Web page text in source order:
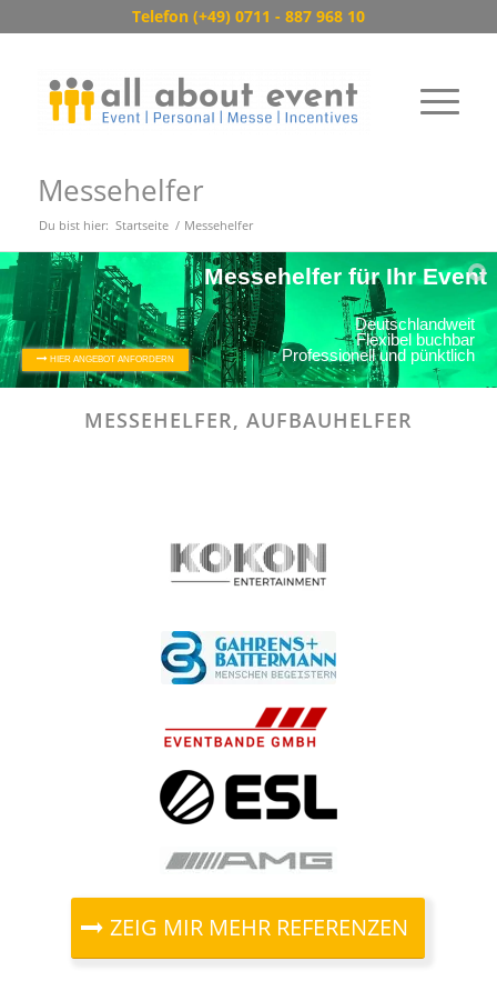
Telefon (+49) 0711 - 887 968 10
Messehelfer
Du bist hier: Startseite / Messehelfer
HIER ANGEBOT ANFORDERN
Messehelfer für Ihr Event
Deutschlandweit
Flexibe buchbar
Professionell und pünkt ich
MESSEHELFER, AUFBAUHELFER
ZEIG MIR MEHR REFERENZEN